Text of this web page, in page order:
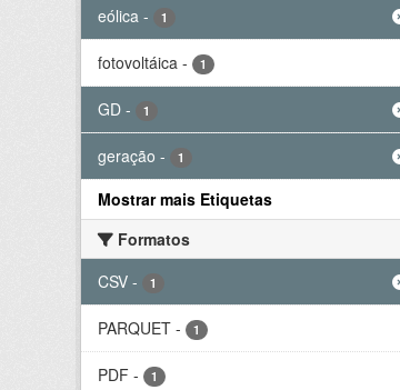
eólica - 1
fotovoltáica - 1
GD - 1
geração - 1
Mostrar mais Etiquetas
Formatos
CSV - 1
PARQUET - 1
PDF - 1